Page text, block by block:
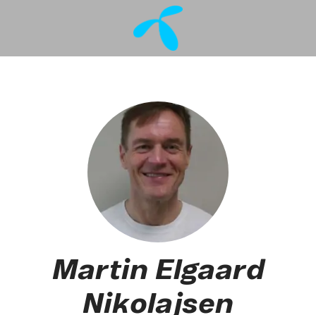
Martin Elgaard
Nikolajsen